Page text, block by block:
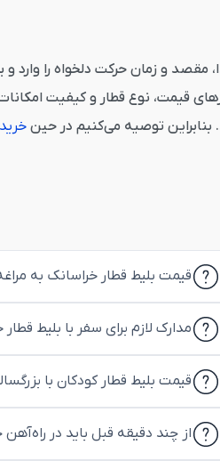
خراسانک مراغه از قاصدک 24 می‌بایست مبدا،
قیمت، نوع قطار و کیفیت
بنابراین توصیه می‌کنیم در حین
قیمت بلیط قطار خراسانک به
مدارک لازم برای سفر با بلیط
قیمت بلیط قطار کودکان با
از چند دقیقه قبل باید در